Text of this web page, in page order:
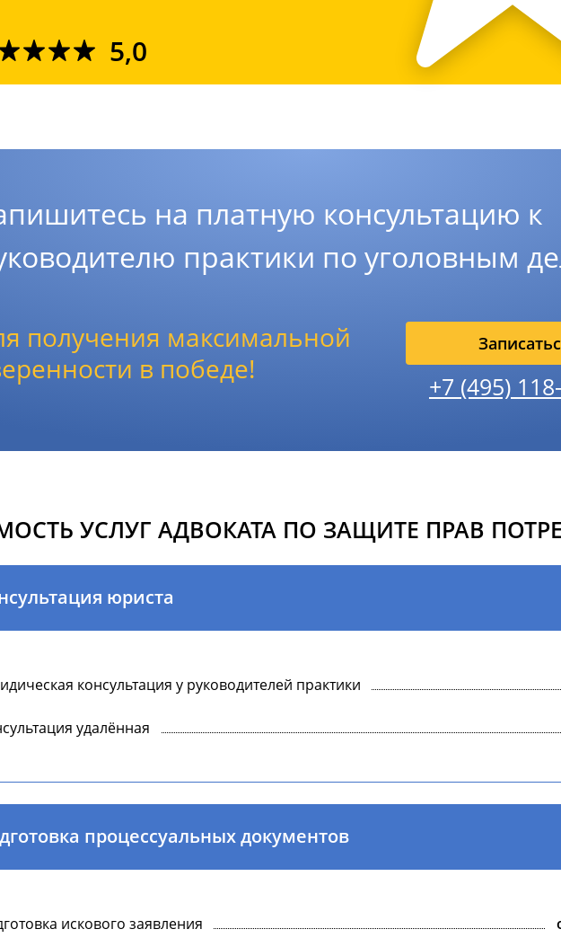
5,0
на платную консультацию к
практики по уголовным
получения максимальной
в победе!
+7 (495)
УСЛУГ АДВОКАТА ПО ЗАЩИТЕ ПРАВ
юриста
консультация у руководителей практики
удалённая
процессуальных документов
искового заявления